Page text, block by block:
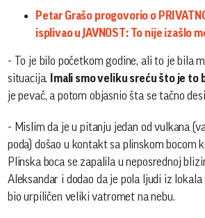
Petar Grašo progovorio o
isplivao u JAVNOST: To nije izašlo
- To je bilo početkom godine, ali to je bila
situacija.
Imali smo veliku sreću što je to
je pevač, a potom objasnio šta se tačno
- Mislim da je u pitanju jedan od vulkana
poda) došao u kontakt sa plinskom bocom
Plinska boca se zapalila u neposrednoj
Aleksandar i dodao da je pola ljudi iz
bio urpiličen veliki vatromet na nebu.